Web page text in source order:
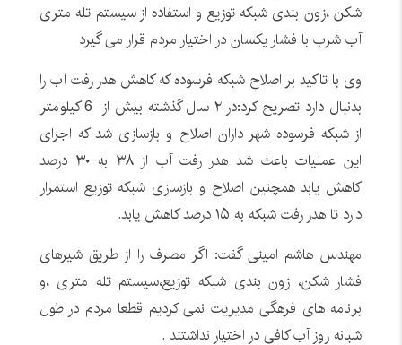
شکن ،زون بندی شبکه توزیع و استفاده از سیستم تله متری
آب شرب با فشار یکسان در اختیار مردم قرار می گیرد
وی با تاکید بر اصلاح شبکه فرسوده که کاهش هدر رفت آب را
بدنبال دارد تصریح کرد:در ۲ سال گذشته بیش از 6 کیلومتر
از شبکه فرسوده شهر داران اصلاح و بازسازی شد که اجرای
این عملیات باعث شد هدر رفت آب از ۳۸ به ۳۰ درصد
کاهش یابد همچنین اصلاح و بازسازی شبکه توزیع استمرار
دارد تا هدر رفت شبکه به ۱۵ درصد کاهش یابد.
مهندس هاشم امینی گفت: اگر مصرف را از طریق شیرهای
فشار شکن، زون بندی شبکه توزیع،سیستم تله متری ،و
برنامه های فرهگی مدیریت نمی کردیم قطعا مردم در طول
شبانه روز آب کافی در اختیار نداشتند .